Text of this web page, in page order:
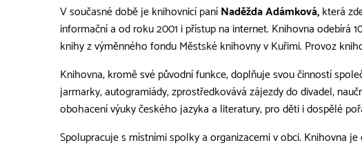
V současné době je knihovnicí paníNaděžda Adámková,která
informační a od roku 2001 i přístup na internet. Knihovna
knihy z výměnného fondu Městské knihovny v Kuřimi. Provoz
Knihovna, kromě své původní funkce, doplňuje svou činností
jarmarky, autogramiády, zprostředkovává zájezdy do divadel,
obohacení výuky českého jazyka a literatury, pro děti i dospělé
Spolupracuje s místními spolky a organizacemi v obci. Knihovna je